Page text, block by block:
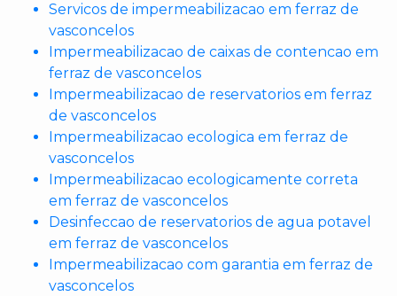
Servicos de impermeabilizacao em ferraz de
vasconcelos
Impermeabilizacao de caixas de contencao em
ferraz de vasconcelos
Impermeabilizacao de reservatorios em ferraz
de vasconcelos
Impermeabilizacao ecologica em ferraz de
vasconcelos
Impermeabilizacao ecologicamente correta
em ferraz de vasconcelos
Desinfeccao de reservatorios de agua potavel
em ferraz de vasconcelos
Impermeabilizacao com garantia em ferraz de
vasconcelos